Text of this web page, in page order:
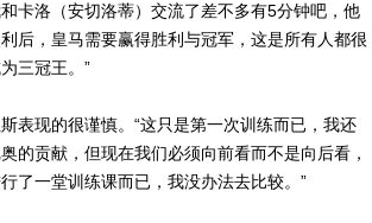
卡洛（安切洛蒂）交流了差不多有5分钟吧，他
后，皇马需要赢得胜利与冠军，这是所有人都很
三冠王。”
现的很谨慎。“这只是第一次训练而已，我还
的贡献，但现在我们必须向前看而不是向后看，
了一堂训练课而已，我没办法去比较。”